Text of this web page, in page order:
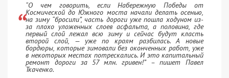
“О чем говорить, если Набережную Победы от
Космической до Южного моста начали делать осенью,
на зиму “бросили”, часть дороги уже пошла ходуном из-
за плохо уложенных слоев асфальта, а половина, где
первый слой лежал всю зиму и сейчас будут класть
второй слой, — уже по краям разбилась. А новые
бордюры, которые зимовали без оконченных работ, уже
в некоторых местах потрескались. И это капитальный
ремонт дороги за 57 млн. гривен!” – пишет Павел
Ткаченко.